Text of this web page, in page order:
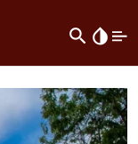
search invert_colors